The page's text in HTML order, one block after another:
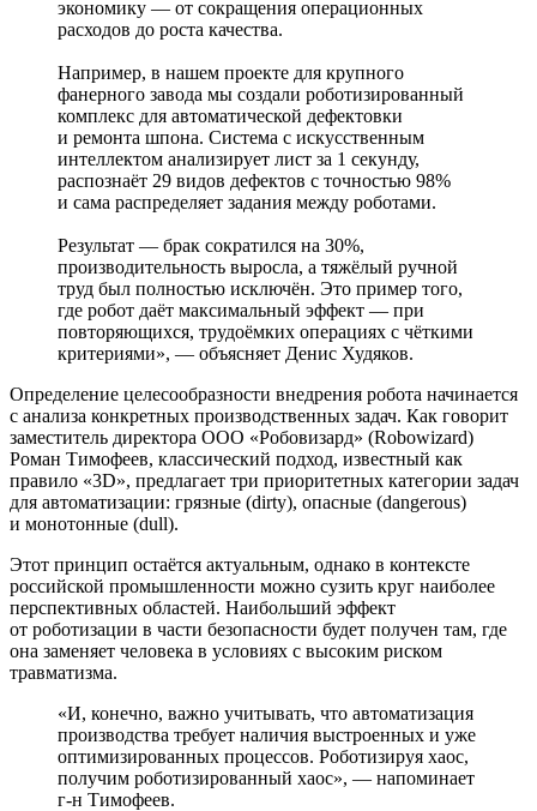
экономику — от сокращения операционных
расходов до роста качества.
Например, в нашем проекте для крупного
фанерного завода мы создали роботизированный
комплекс для автоматической дефектовки
и ремонта шпона. Система с искусственным
интеллектом анализирует лист за 1 секунду,
распознаёт 29 видов дефектов с точностью 98%
и сама распределяет задания между роботами.
Результат — брак сократился на 30%,
производительность выросла, а тяжёлый ручной
труд был полностью исключён. Это пример того,
где робот даёт максимальный эффект — при
повторяющихся, трудоёмких операциях с чёткими
критериями», — объясняет Денис Худяков.
Определение целесообразности внедрения робота начинается
с анализа конкретных производственных задач. Как говорит
заместитель директора ООО «Робовизард» (Robowizard)
Роман Тимофеев, классический подход, известный как
правило «3D», предлагает три приоритетных категории задач
для автоматизации: грязные (dirty), опасные (dangerous)
и монотонные (dull).
Этот принцип остаётся актуальным, однако в контексте
российской промышленности можно сузить круг наиболее
перспективных областей. Наибольший эффект
от роботизации в части безопасности будет получен там, где
она заменяет человека в условиях с высоким риском
травматизма.
«И, конечно, важно учитывать, что автоматизация
производства требует наличия выстроенных и уже
оптимизированных процессов. Роботизируя хаос,
получим роботизированный хаос», — напоминает
г-н Тимофеев.